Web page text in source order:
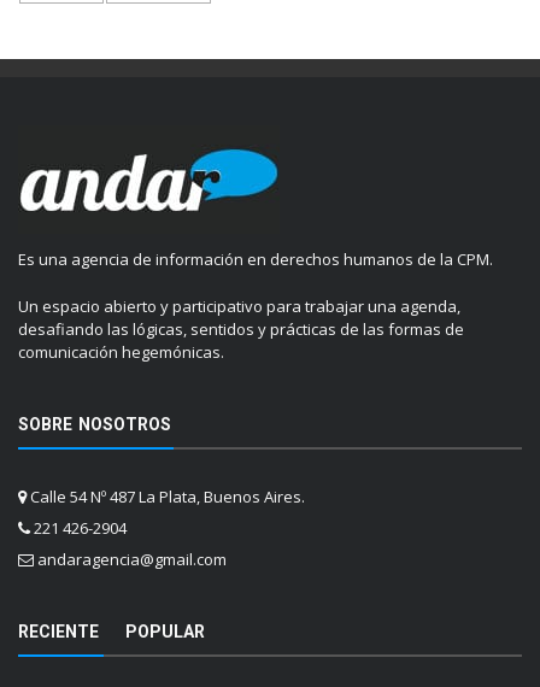
Es una agencia de información en derechos humanos de la CPM.
Un espacio abierto y participativo para trabajar una agenda,
desafiando las lógicas, sentidos y prácticas de las formas de
comunicación hegemónicas.
SOBRE NOSOTROS
Calle 54 Nº 487 La Plata, Buenos Aires.
221 426-2904
andaragencia@gmail.com
RECIENTE POPULAR